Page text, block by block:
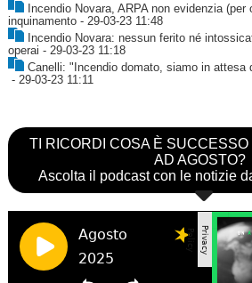
Incendio Novara, ARPA non evidenzia
inquinamento- 29-03-23 11:48
Incendio Novara: nessun ferito né
operai - 29-03-23 11:18
Canelli: "Incendio domato, siamo in attesa
- 29-03-23 11:11
TI RICORDI COSA È SUCCESSO
AD AGOSTO?
Ascolta il podcast con le notizie